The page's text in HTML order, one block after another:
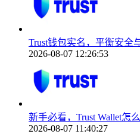
Trust钱包实名，平衡安全
2026-08-07 12:26:53
新手必看，Trust Wallet怎
2026-08-07 11:40:27